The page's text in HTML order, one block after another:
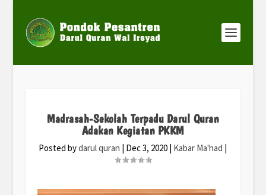
Madrasah-Sekolah Terpadu Darul Quran
Adakan Kegiatan PKKM
Posted bydarul quran | Dec 3, 2020 | Kabar Ma'had |